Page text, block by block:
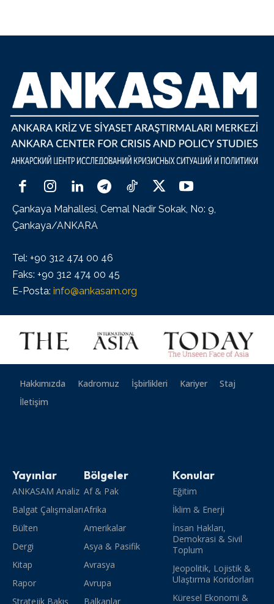
Çankaya Mahallesi, Cemal Nadir Sokak, No: 9,
Çankaya/ANKARA
Tel: +90 312 474 00 46
Faks: +90 312 474 00 45
E-Posta: info@ankasam.org
Hakkımızda Kadromuz İşbirlikleri Kariyer
Staj
İletişim
Yayınlar
ANKASAM Analiz
Balgat Çalışmaları
Bülten
Dergi
Kitap
Rapor
Stratejik Bakış
Bölgeler
Af & Pak
Afrika
Amerikalar
Asya & Pasifik
Avrasya
Avrupa
Balkanlar
Konular
Eğitim
İklim & Enerji
İnsan Hakları,
Demokrasi & Sivil
Toplum
Jeopolitik, Lojistik &
Ulaştırma Koridorları
Küresel Ekonomi &